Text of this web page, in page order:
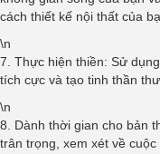
cách thiết kế nội thất của
\n
7. Thực hiện thiền: Sử
tích cực và tạo tinh thần thư
\n
8. Dành thời gian cho bản
trân trọng, xem xét về